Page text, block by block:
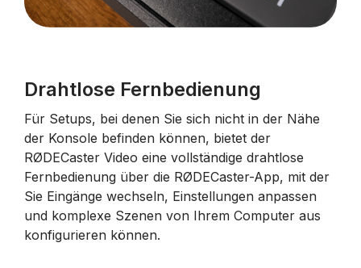
Drahtlose Fernbedienung
Für Setups, bei denen Sie sich nicht in der Nähe
der Konsole befinden können, bietet der
RØDECaster Video eine vollständige drahtlose
Fernbedienung über die RØDECaster-App, mit der
Sie Eingänge wechseln, Einstellungen anpassen
und komplexe Szenen von Ihrem Computer aus
konfigurieren können.